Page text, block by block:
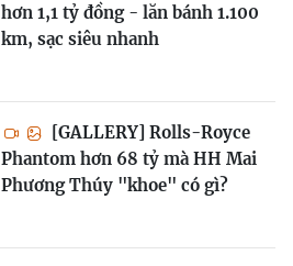
hơn 1,1 tỷ đồng - lăn bánh 1.100
km, sạc siêu nhanh
[GALLERY] Rolls-Royce
Phantom hơn 68 tỷ mà HH Mai
Phương Thúy "khoe" có gì?